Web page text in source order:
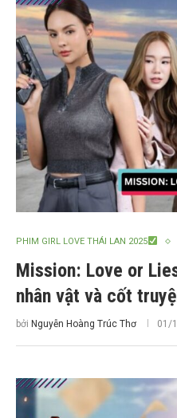
PHIM GIRL LOVE THÁI LAN 2025
Mission: Love or
nhân vật và cốt
bởi Nguyễn Hoàng Trúc Thơ 01/